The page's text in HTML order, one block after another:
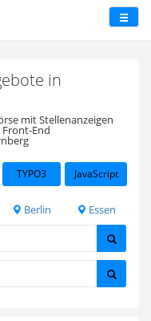
in
mit Stellenanzeigen
End
TYPO3 JavaScript
Berlin Essen